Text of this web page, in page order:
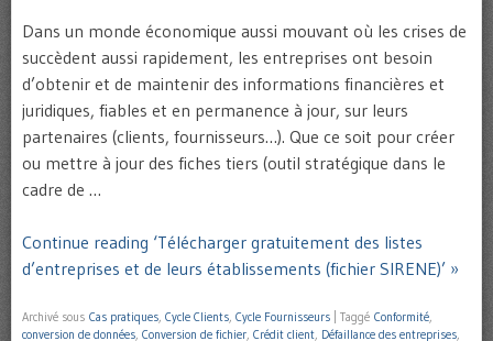
Dans un monde économique aussi mouvant où les crises de
succèdent aussi rapidement, les entreprises ont besoin
d’obtenir et de maintenir des informations financières et
juridiques, fiables et en permanence à jour, sur leurs
partenaires (clients, fournisseurs…). Que ce soit pour créer
ou mettre à jour des fiches tiers (outil stratégique dans le
cadre de …
Continue reading ‘Télécharger gratuitement des listes
d’entreprises et de leurs établissements (fichier SIRENE)’ »
Archivé sous Cas pratiques, Cycle Clients, Cycle Fournisseurs Taggé Conformité,
conversion de données, Conversion de fichier, Crédit client, Défaillance des entreprises,